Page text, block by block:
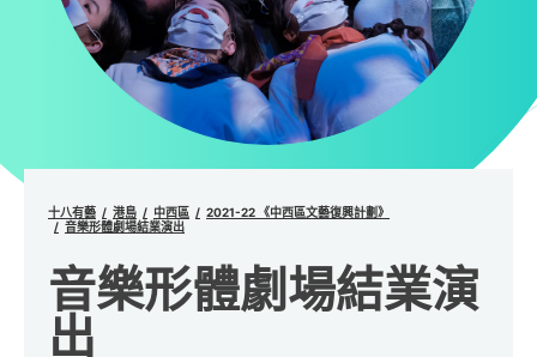
十八有藝 港島 中西區
2021-22 《中西區文藝復興計劃》
音樂形體劇場結業演出
音樂形體劇場結業演
出